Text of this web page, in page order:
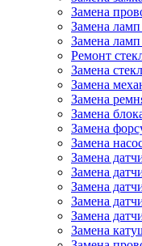
Замена
Замена
Замена
Ремонт
Замена
Замена
Замена
Замена
Замена
Замена
Замена
Замена
Замена
Замена
Замена
Замена